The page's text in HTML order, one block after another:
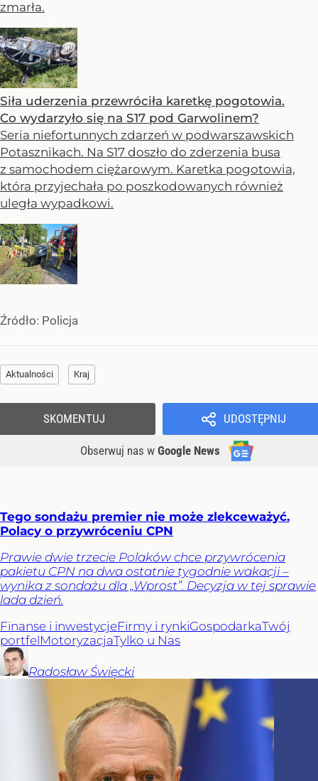
zmarła.
Siła uderzenia przewróciła karetkę pogotowia.
Co wydarzyło się na S17 pod Garwolinem?
Seria niefortunnych zdarzeń w podwarszawskich
Potasznikach. Na S17 doszło do zderzenia busa
z samochodem ciężarowym. Karetka pogotowia,
która przyjechała po poszkodowanych również
uległa wypadkowi.
Źródło: Policja
Aktualności Kraj
UDOSTĘPNIJ
Obserwuj nas w Google News
SKOMENTUJ
Tego sondażu premier nie może zlekceważyć.
Polacy o przywróceniu CPN
Prawie dwie trzecie Polaków chce przywrócenia
pakietu CPN na dwa ostatnie tygodnie wakacji –
wynika z sondażu dla „Wprost”. Decyzja w tej sprawie
lada dzień.
Finanse i inwestycjeFirmy i rynkiGospodarkaTwój
portfelMotoryzacjaTylko u Nas
Radosław Święcki